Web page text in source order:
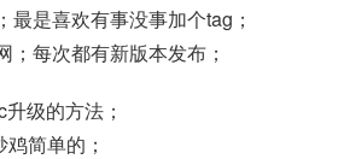
最是喜欢有事没事加个tag；
每次都有新版本发布；
级的方法；
简单的；